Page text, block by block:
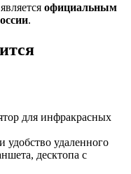
официальным
.
для инфракрасных
удобство удаленного
десктопа с